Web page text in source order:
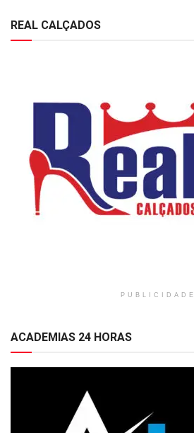
REAL CALÇADOS
PUBLICIDADE
ACADEMIAS 24 HORAS